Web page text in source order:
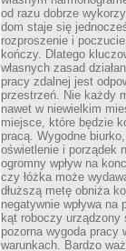
od razu dobrze
dom staje się
rozproszenie i
kończy. Dlatego
własnych zasad
pracy zdalnej jest
przestrzeń. Nie każdy
nawet w niewielkim
miejsce, które będzie
pracą. Wygodne
oświetlenie i porządek
ogromny wpływ na
czy łóżka może
dłuższą metę obniża
negatywnie wpływa na
kąt roboczy urządzony
pozorna wygoda pracy
warunkach. Bardzo